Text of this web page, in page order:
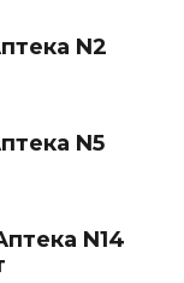
N2
N5
N14